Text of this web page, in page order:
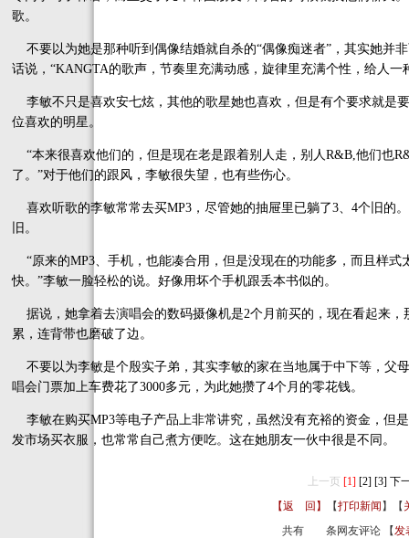
歌。
不要以为她是那种听到偶像结婚就自杀的“偶像痴迷者”，其实她并
话说，“KANGTA的歌声，节奏里充满动感，旋律里充满个性，给人
李敏不只是喜欢安七炫，其他的歌星她也喜欢，但是有个要求就是
位喜欢的明星。
“本来很喜欢他们的，但是现在老是跟着别人走，别人R&B,他们也
了。”对于他们的跟风，李敏很失望，也有些伤心。
喜欢听歌的李敏常常去买MP3，尽管她的抽屉里已躺了3、4个旧的
旧。
“原来的MP3、手机，也能凑合用，但是没现在的功能多，而且样
快。”李敏一脸轻松的说。好像用坏个手机跟丢本书似的。
据说，她拿着去演唱会的数码摄像机是2个月前买的，现在看起来
累，连背带也磨破了边。
不要以为李敏是个殷实子弟，其实李敏的家在当地属于中下等，父
唱会门票加上车费花了3000多元，为此她攒了4个月的零花钱。
李敏在购买MP3等电子产品上非常讲究，虽然没有充裕的资金，但
发市场买衣服，也常常自己煮方便吃。这在她朋友一伙中很是不同。
上一页 [1] [2] [3] 下
【返 回】
【打印新闻 】【
共有
条网友评论 【发